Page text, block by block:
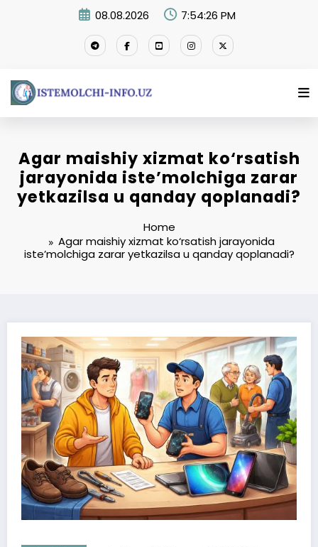
08.08.2026 7:54:27 PM
Agar maishiy xizmat ko‘rsatish
jarayonida iste’molchiga zarar
yetkazilsa u qanday qoplanadi?
Home
Agar maishiy xizmat ko‘rsatish jarayonida
iste’molchiga zarar yetkazilsa u qanday qoplanadi?